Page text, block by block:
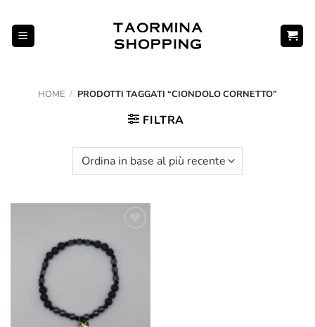
contenuti
HOME / PRODOTTI TAGGATI “CIONDOLO CORNETTO”
FILTRA
alla lista
desideri